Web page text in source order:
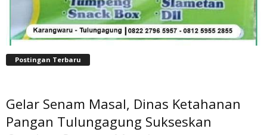
Postingan Terbaru
Gelar Senam Masal, Dinas Ketahanan
Pangan Tulungagung Sukseskan